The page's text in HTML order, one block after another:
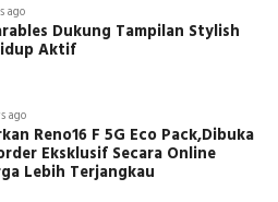
ago
Dukung Tampilan Stylish
Aktif
ago
Reno16 F 5G Eco Pack,Dibuka
Eksklusif Secara Online
Lebih Terjangkau